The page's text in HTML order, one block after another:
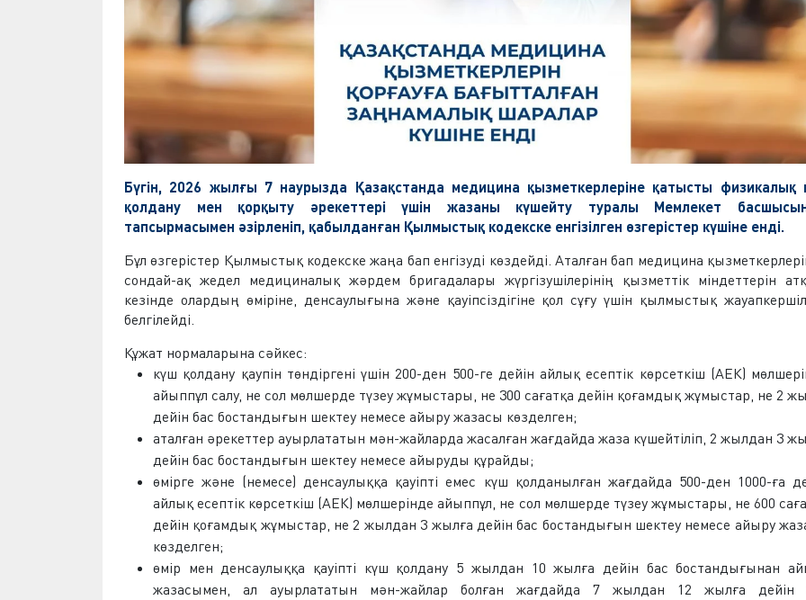
Бүгін, 2026 жылғы 7 наурызда Қазақстанда медицина қызметкерлеріне қатысты физикалық
қолдану мен қорқыту әрекеттері үшін жазаны күшейту туралы Мемлекет
тапсырмасымен әзірленіп, қабылданған Қылмыстық кодекске енгізілген өзгерістер күшіне енді.
Бұл өзгерістер Қылмыстық кодекске жаңа бап енгізуді көздейді. Аталған бап медицина
сондай-ақ жедел медициналық жәрдем бригадалары жүргізушілерінің қызметтік міндеттерін
кезінде олардың өміріне, денсаулығына және қауіпсіздігіне қол сұғу үшін қылмыстық
белгілейді.
Құжат нормаларына сәйкес:
күш қолдану қаупін төндіргені үшін 200-ден 500-ге дейін айлық есептік көрсеткіш (АЕК)
айыппұл салу, не сол мөлшерде түзеу жұмыстары, не 300 сағатқа дейін қоғамдық жұмыстар, не 2
дейін бас бостандығын шектеу немесе айыру жазасы көзделген;
аталған әрекеттер ауырлататын мән-жайларда жасалған жағдайда жаза күшейтіліп, 2 жылдан 3
дейін бас бостандығын шектеу немесе айыруды құрайды;
өмірге және (немесе) денсаулыққа қауіпті емес күш қолданылған жағдайда 500-ден 1000-ға
айлық есептік көрсеткіш (АЕК) мөлшерінде айыппұл, не сол мөлшерде түзеу жұмыстары, не 600
дейін қоғамдық жұмыстар, не 2 жылдан 3 жылға дейін бас бостандығын шектеу немесе айыру
көзделген;
өмір мен денсаулыққа қауіпті күш қолдану 5 жылдан 10 жылға дейін бас бостандығынан
жазасымен, ал ауырлататын мән-жайлар болған жағдайда 7 жылдан 12 жылға дейін